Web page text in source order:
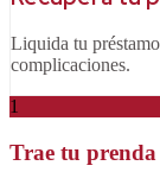
Liquida tu
complicaciones.
1
Trae tu prenda